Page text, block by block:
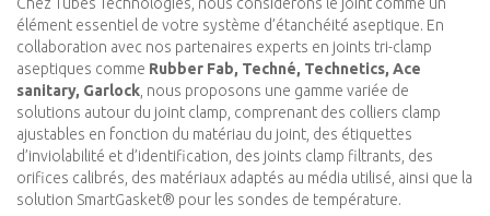
élément essentiel de votre système d’étanchéité aseptique. En
collaboration avec nos partenaires experts en joints tri-clamp
aseptiques comme Rubber Fab, Techné, Technetics, Ace
sanitary, Garlock , nous proposons une gamme variée de
solutions autour du joint clamp, comprenant des colliers clamp
ajustables en fonction du matériau du joint, des étiquettes
d’inviolabilité et d’identification, des joints clamp filtrants, des
orifices calibrés, des matériaux adaptés au média utilisé, ainsi que la
solution SmartGasket® pour les sondes de température.